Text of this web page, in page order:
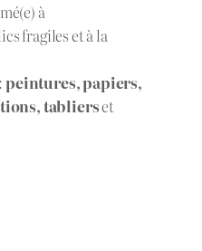
à
fragiles et à la
peintures, papiers,
tablierset